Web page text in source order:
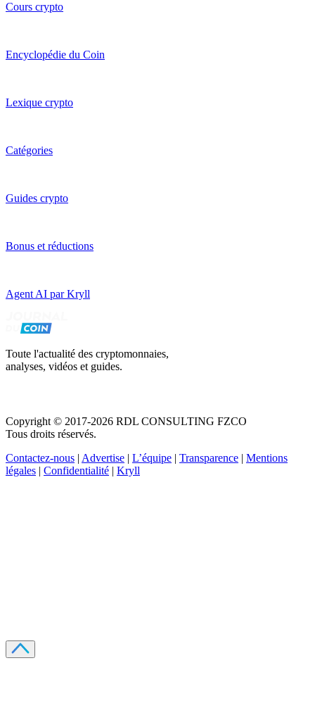
Cours crypto
Encyclopédie du Coin
Lexique crypto
Catégories
Guides crypto
Bonus et réductions
Agent AI par Kryll
Toute l'actualité des cryptomonnaies,
analyses, vidéos et guides.
Copyright © 2017-2026 RDL CONSULTING FZCO
Tous droits réservés.
Contactez-nous | Advertise | L’équipe | Transparence | Mentions
légales | Confidentialité | Kryll